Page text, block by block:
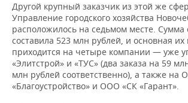
Другой крупный заказчик из этой же
Управление городского хозяйства
расположилось на седьмом месте. Сумма
составила 523 млн рублей, и основная их
приходится на четыре компании — уже
«Элитстрой» и «ТУС» (два заказа на 59
млн рублей соответственно), а также на
«Благоустройство» и ООО «СК «Гарант».